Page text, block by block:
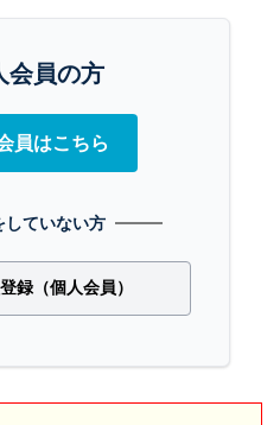
会員の方
員はこちら
していない方
録（個人会員）